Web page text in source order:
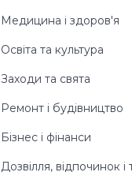
Медицина і здоров'я
Освіта та культура
Заходи та свята
Ремонт і будівництво
Бізнес і фінанси
Дозвілля, відпочинок і